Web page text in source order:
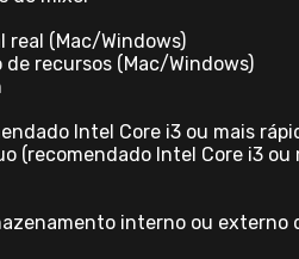
(Mac/Windows)
recursos (Mac/Windows)
Intel Core i3 ou mais
Intel Core i3 ou
interno ou